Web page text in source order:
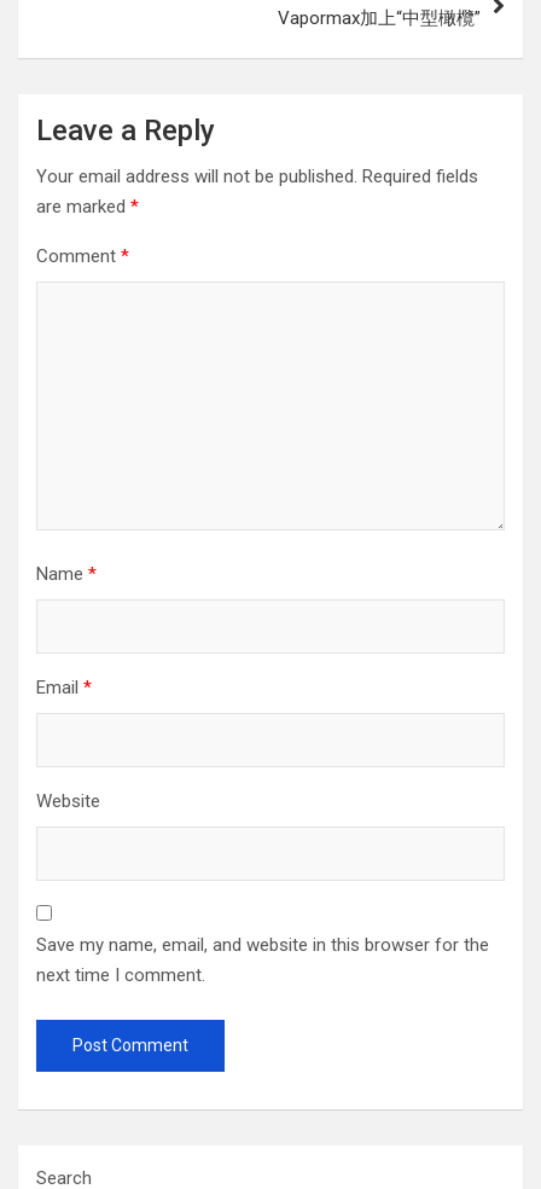
Vapormax加上“中型橄欖”
Leave a Reply
Your email address will not be published. Required fields
are marked *
Comment *
Name *
Email *
Website
Save my name, email, and website in this browser for the
next time I comment.
Search